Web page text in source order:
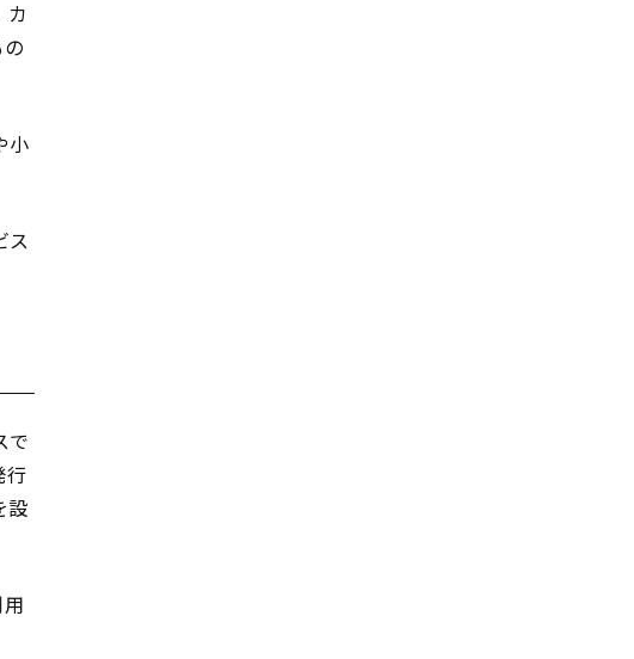
カ
小
ス
で
行
設